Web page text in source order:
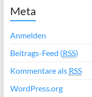
Meta
Anmelden
Beitrags-Feed (RSS)
Kommentare als RSS
WordPress.org